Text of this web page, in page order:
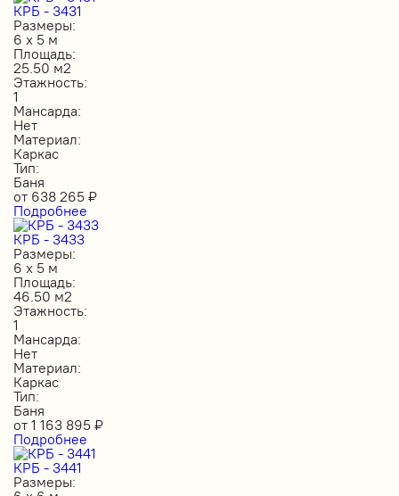
КРБ - 3431
Размеры:
6 х 5 м
Площадь:
25.50 м2
Этажность:
1
Мансарда:
Нет
Материал:
Каркас
Тип:
Баня
от 638 265 ₽
Подробнее
КРБ - 3433
Размеры:
6 х 5 м
Площадь:
46.50 м2
Этажность:
1
Мансарда:
Нет
Материал:
Каркас
Тип:
Баня
от 1 163 895 ₽
Подробнее
КРБ - 3441
Размеры: